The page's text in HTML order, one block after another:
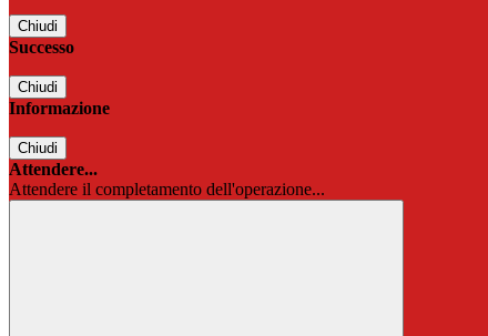
Chiudi
Successo
Chiudi
Informazione
Chiudi
Attendere...
Attendere il completamento dell'operazione...